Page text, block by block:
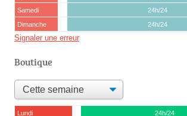
Samedi
24h/24
Dimanche
24h/24
Signaler une erreur
Boutique
Lundi
24h/24